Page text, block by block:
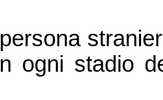
ogni stadio